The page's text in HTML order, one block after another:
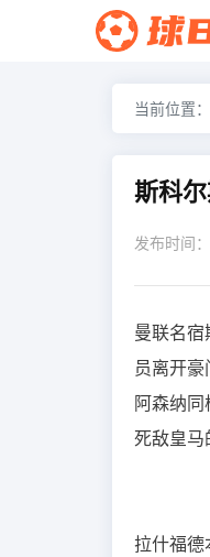
当前位置：
斯科
发布时间
曼联名
员离开
阿森纳
死敌皇马
拉什福德